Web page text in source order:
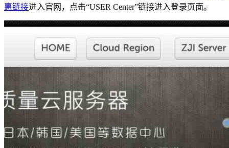
惠链接进入官网，点击“USER Center”链接进入登录页面。